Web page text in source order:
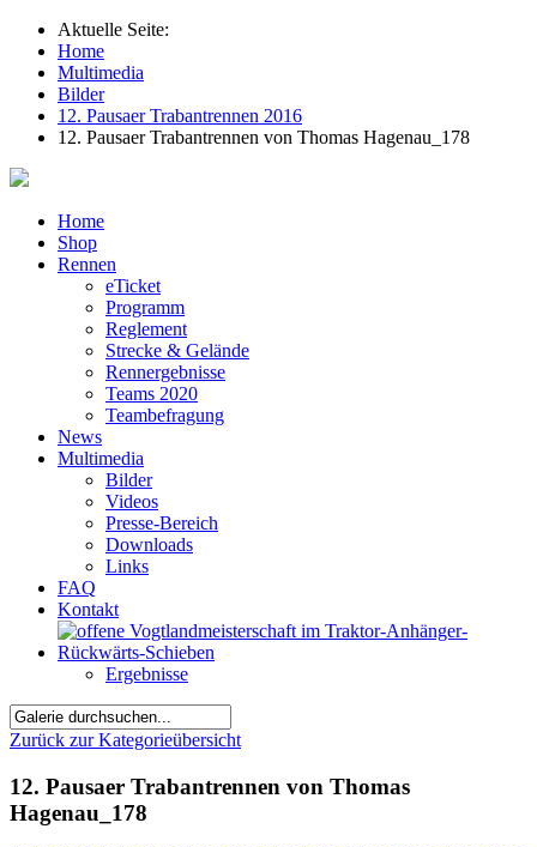
Aktuelle Seite:
Home
Multimedia
Bilder
12. Pausaer Trabantrennen 2016
12. Pausaer Trabantrennen von Thomas Hagenau_178
Home
Shop
Rennen
eTicket
Programm
Reglement
Strecke & Gelände
Rennergebnisse
Teams 2020
Teambefragung
News
Multimedia
Bilder
Videos
Presse-Bereich
Downloads
Links
FAQ
Kontakt
Ergebnisse
Zurück zur Kategorieübersicht
12. Pausaer Trabantrennen von Thomas
Hagenau_178